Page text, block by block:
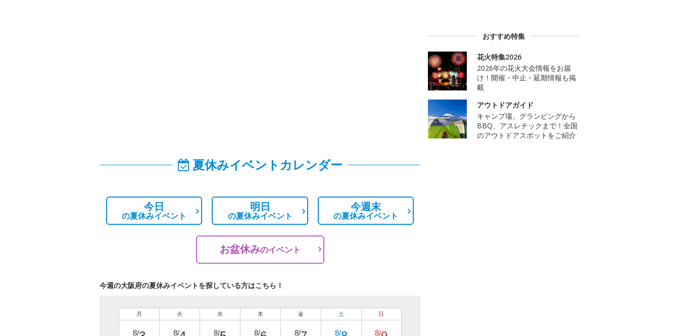
夏休みイベントカレンダー
今日
の夏休みイベント
明日
の夏休みイベント
今週末
の夏休みイベント
お盆休みのイベント
今週の大阪府の夏休みイベントを探している方はこちら！
月
8/
火
8/
水
8/
木
8/
金
8/
土
8/
日
8/
おすすめ特集
花火特集2026
2026年の花火大会情報をお届
け！開催・中止・延期情報も掲
載
アウトドアガイド
キャンプ場、グランピングから
BBQ、アスレチックまで！全国
のアウトドアスポットをご紹介